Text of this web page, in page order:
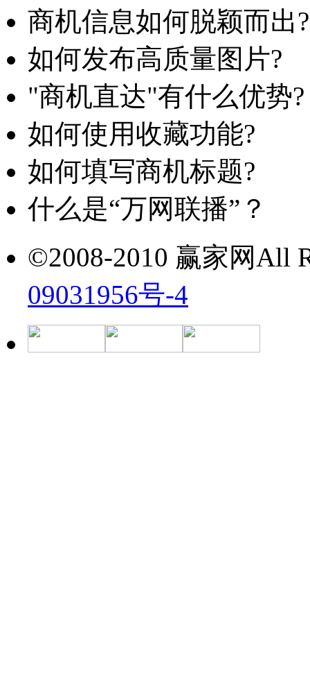
商机信息如何脱颖而出?
如何发布高质量图片?
"商机直达"有什么优势?
如何使用收藏功能?
如何填写商机标题?
什么是“万网联播”？
©2008-2010 赢家网All
09031956号-4